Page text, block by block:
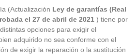
(Actualización Ley de garantías (Real
el 27 de abril de 2021 ) tiene por
opciones para exigir el
adquirido no sea conforme con el
de exigir la reparación o la sustitución